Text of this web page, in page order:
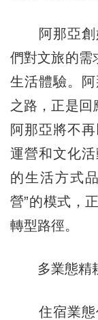
阿那亞創
們對文旅的需
生活體驗。
之路，正是回
阿那亞將不
運營和文化
的生活方式
營”的模式，
轉型路徑。
多業態精
住宿業態